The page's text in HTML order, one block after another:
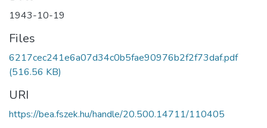
1943-10-19
Files
6217cec241e6a07d34c0b5fae90976b2f2f73daf.pdf
(516.56 KB)
URI
https://bea.fszek.hu/handle/20.500.14711/110405